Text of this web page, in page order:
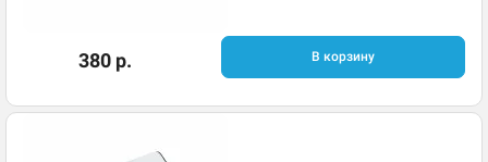
380 р. В корзину